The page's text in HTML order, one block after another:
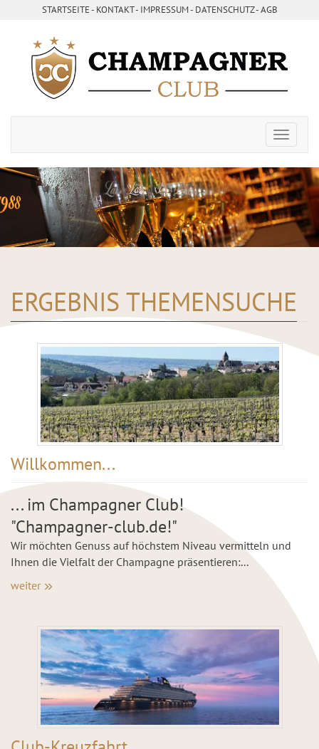
STARTSEITE- ­ KONTAKT- ­ IMPRESSUM- ­ DATENSCHUTZ-AGB
ERGEBNIS THEMENSUCHE
Willkommen...
... im Champagner Club!
"Champagner-club.de!"
Wir möchten Genuss auf höchstem Niveau vermitteln und
Ihnen die Vielfalt der Champagne präsentieren:...
weiter